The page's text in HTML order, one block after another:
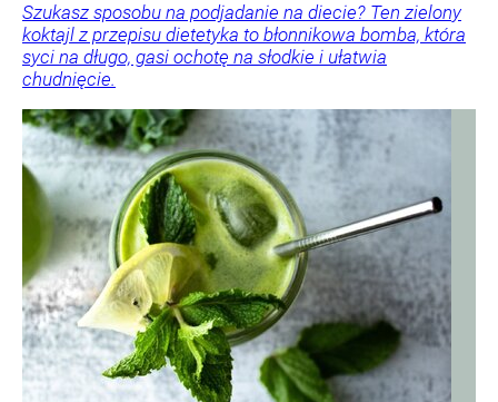
Szukasz sposobu na podjadanie na diecie? Ten zielony
koktajl z przepisu dietetyka to błonnikowa bomba, która
syci na długo, gasi ochotę na słodkie i ułatwia
chudnięcie.